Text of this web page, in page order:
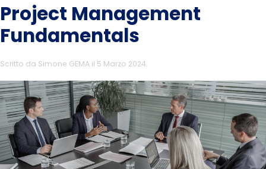
Project Management
Fundamentals
Scritto da Simone GEMA il 5 Marzo 2024.